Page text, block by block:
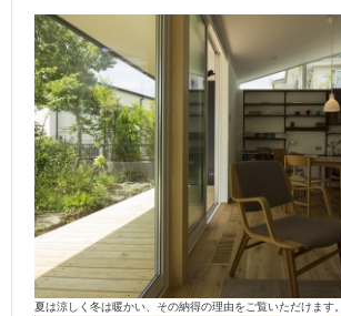
夏は涼しく冬は暖かい、その納得の理由をご覧いただけます。